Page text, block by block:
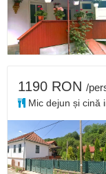
1190 RON /
Mic dejun și cină